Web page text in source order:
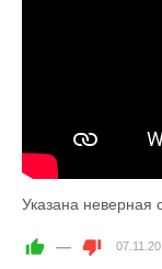
Указана неверная
—